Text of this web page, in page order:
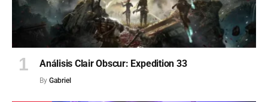
Análisis Clair Obscur: Expedition 33
By Gabriel